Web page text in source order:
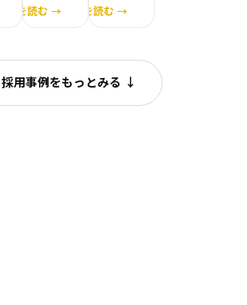
を読む →
を読む →
採用事例をもっとみる ↓